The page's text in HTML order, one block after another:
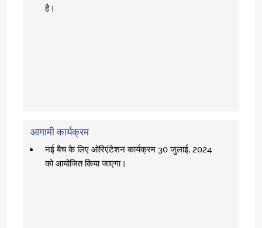
है।
आगामी कार्यक्रम
नई बैच के लिए ओरिएंटेशन कार्यक्रम 30 जुलाई, 2024
को आयोजित किया जाएगा।